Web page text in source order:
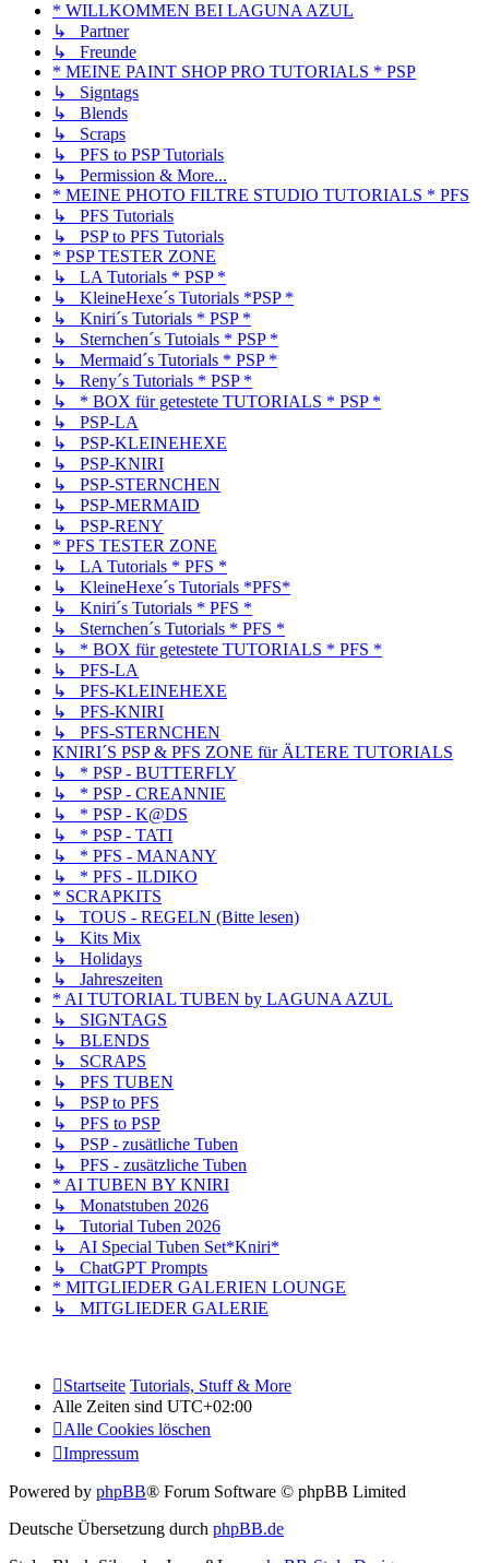
* WILLKOMMEN BEI LAGUNA AZUL
↳ Partner
↳ Freunde
* MEINE PAINT SHOP PRO TUTORIALS * PSP
↳ Signtags
↳ Blends
↳ Scraps
↳ PFS to PSP Tutorials
↳ Permission & More...
* MEINE PHOTO FILTRE STUDIO TUTORIALS * PFS
↳ PFS Tutorials
↳ PSP to PFS Tutorials
* PSP TESTER ZONE
↳ LA Tutorials * PSP *
↳ KleineHexe´s Tutorials *PSP *
↳ Kniri´s Tutorials * PSP *
↳ Sternchen´s Tutoials * PSP *
↳ Mermaid´s Tutorials * PSP *
↳ Reny´s Tutorials * PSP *
↳ * BOX für getestete TUTORIALS * PSP *
↳ PSP-LA
↳ PSP-KLEINEHEXE
↳ PSP-KNIRI
↳ PSP-STERNCHEN
↳ PSP-MERMAID
↳ PSP-RENY
* PFS TESTER ZONE
↳ LA Tutorials * PFS *
↳ KleineHexe´s Tutorials *PFS*
↳ Kniri´s Tutorials * PFS *
↳ Sternchen´s Tutorials * PFS *
↳ * BOX für getestete TUTORIALS * PFS *
↳ PFS-LA
↳ PFS-KLEINEHEXE
↳ PFS-KNIRI
↳ PFS-STERNCHEN
KNIRI´S PSP & PFS ZONE für ÄLTERE TUTORIALS
↳ * PSP - BUTTERFLY
↳ * PSP - CREANNIE
↳ * PSP - K@DS
↳ * PSP - TATI
↳ * PFS - MANANY
↳ * PFS - ILDIKO
* SCRAPKITS
↳ TOUS - REGELN (Bitte lesen)
↳ Kits Mix
↳ Holidays
↳ Jahreszeiten
* AI TUTORIAL TUBEN by LAGUNA AZUL
↳ SIGNTAGS
↳ BLENDS
↳ SCRAPS
↳ PFS TUBEN
↳ PSP to PFS
↳ PFS to PSP
↳ PSP - zusätliche Tuben
↳ PFS - zusätzliche Tuben
* AI TUBEN BY KNIRI
↳ Monatstuben 2026
↳ Tutorial Tuben 2026
↳ AI Special Tuben Set*Kniri*
↳ ChatGPT Prompts
* MITGLIEDER GALERIEN LOUNGE
↳ MITGLIEDER GALERIE
Startseite Tutorials, Stuff & More
Alle Zeiten sind UTC+02:00
Alle Cookies löschen
Impressum
Powered by phpBB® Forum Software © phpBB Limited
Deutsche Übersetzung durch phpBB.de